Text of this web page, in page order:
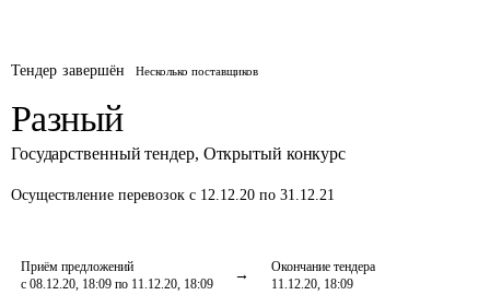
Тендер завершён Несколько поставщиков
Разный
Государственный тендер, Открытый конкурс
Осуществление перевозок с 12.12.20 по 31.12.21
Приём предложений
с 08.12.20, 18:09 по 11.12.20, 18:09
Окончание тендера
11.12.20, 18:09